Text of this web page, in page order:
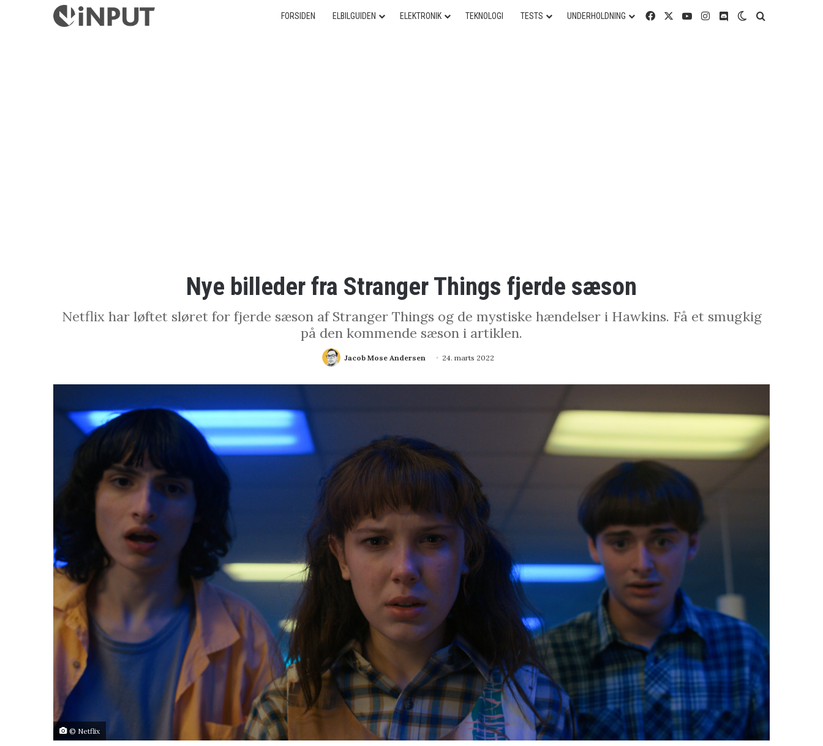
FORSIDEN ELBILGUIDEN ELEKTRONIK TEKNOLOGI TESTS UNDERHOLDNING FacebookYouTubeInstagram
DiscordSwitch skin
Nye billeder fra Stranger Things fjerde sæson
Netflix har løftet sløret for fjerde sæson af Stranger Things og de mystiske hændelser i Hawkins. Få et smugkig
på den kommende sæson i artiklen.
Jacob Mose Andersen 24. marts 2022
© Netflix